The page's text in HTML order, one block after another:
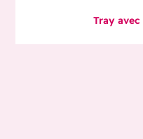
Tray